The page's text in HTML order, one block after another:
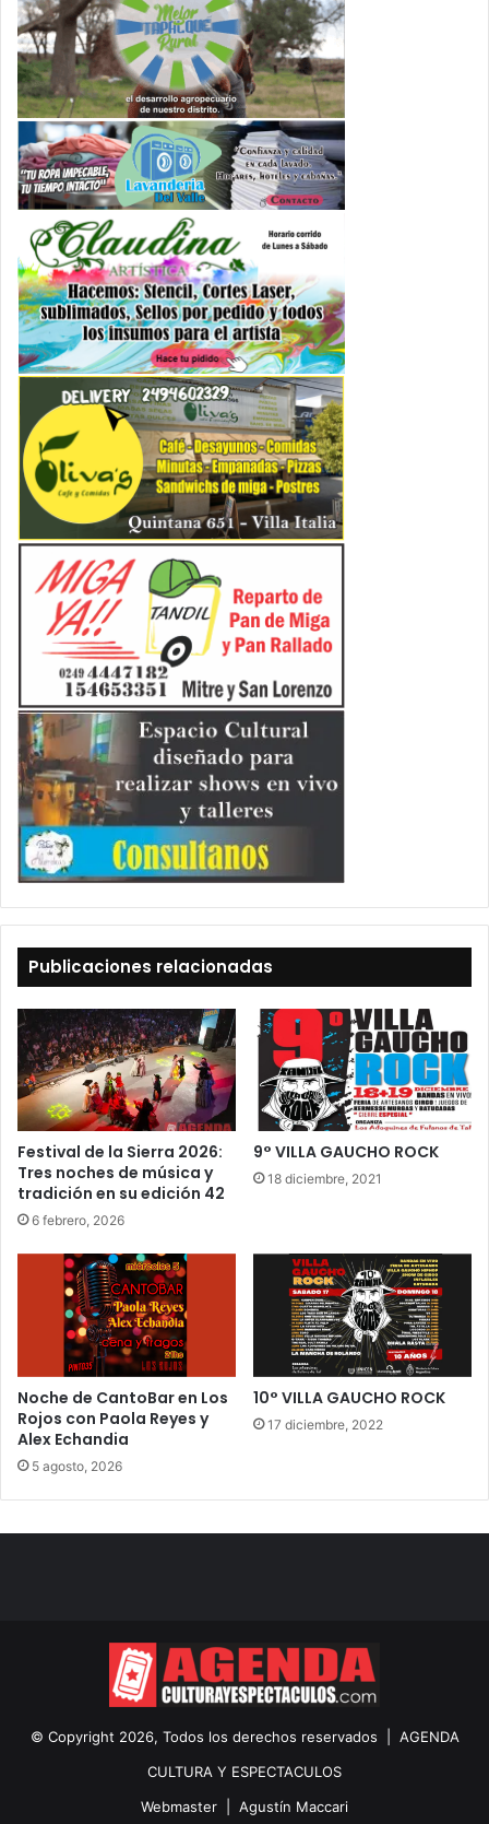
Publicaciones relacionadas
Festival de la Sierra 2026:
Tres noches de música y
tradición en su edición 42
6 febrero, 2026
9° VILLA GAUCHO ROCK
18 diciembre, 2021
Noche de CantoBar en Los
Rojos con Paola Reyes y
Alex Echandia
5 agosto, 2026
10° VILLA GAUCHO ROCK
17 diciembre, 2022
© Copyright 2026, Todos los derechos reservados | AGENDA
CULTURA Y ESPECTACULOS
Webmaster | Agustín Maccari